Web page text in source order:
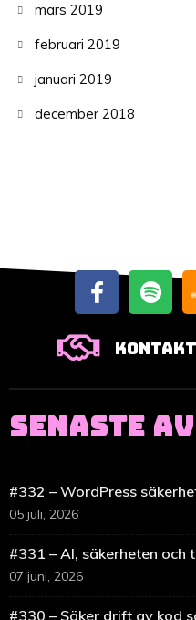
mars 2019
februari 2019
januari 2019
december 2018
Kontakt
SENASTE
#332 – WordPress
05 juli, 2026
#331 – AI, säkerheten och
07 juni, 2026
#330 – Säker drift av kod